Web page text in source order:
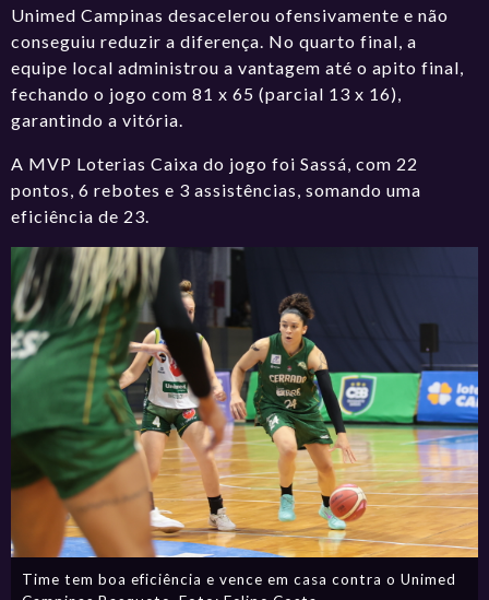
Unimed Campinas desacelerou ofensivamente e não
conseguiu reduzir a diferença. No quarto final, a
equipe local administrou a vantagem até o apito final,
fechando o jogo com 81 x 65 (parcial 13 x 16),
garantindo a vitória.
A MVP Loterias Caixa do jogo foi Sassá, com 22
pontos, 6 rebotes e 3 assistências, somando uma
eficiência de 23.
Time tem boa eficiência e vence em casa contra o Unimed